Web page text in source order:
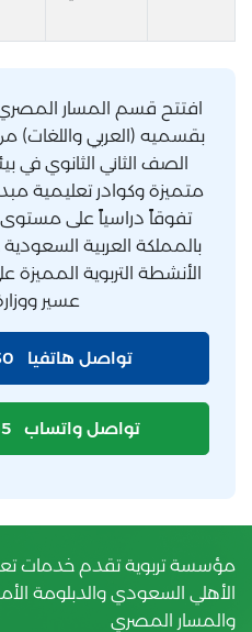
افتتح قسم المسار
بقسميه (العربي واللغات)
الصف الثاني الثانوي في
متميزة وكوادر تعليمية
تفوقاً دراسياً على
بالمملكة العربية
الأنشطة التربوية
عسير
تواصل هاتفيا
تواصل واتساب
مؤسسة تربوية تقدم خدمات
الأهلي السعودي والدبلومة
والمسار المصري